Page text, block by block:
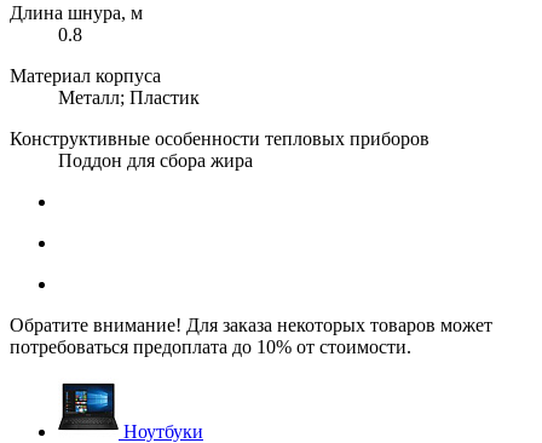
Длина шнура, м
0.8
Материал корпуса
Металл; Пластик
Конструктивные особенности тепловых приборов
Поддон для сбора жира
Обратите внимание! Для заказа некоторых товаров может
потребоваться предоплата до 10% от стоимости.
Ноутбуки